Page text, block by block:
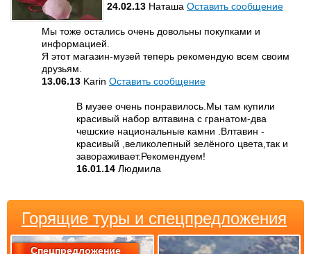
24.02.13 Наташа Оставить сообщение
Мы тоже остались очень довольны покупками и
информацией.
Я этот магазин-музей теперь рекомендую всем своим
друзьям.
13.06.13 Karin Оставить сообщение
В музее очень понравилось.Мы там купили
красивый набор влтавина с гранатом-два
чешские национальные камни .Влтавин -
красивый ,великолепный зелёного цвета,так и
завораживает.Рекомендуем!
16.01.14 Людмила
Горящие туры и спецпредложения
Спецпредложение